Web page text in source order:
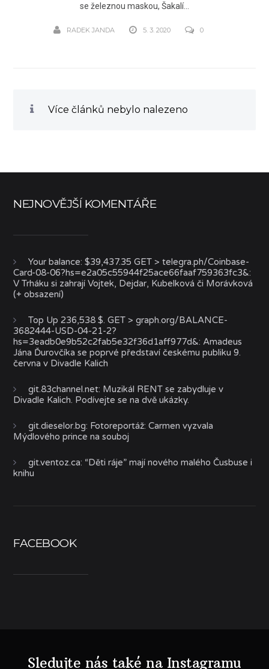
se železnou maskou, Šakalí...
RADEK JANDA 5. 3. 2020 0
Více článků nebylo nalezeno
NEJNOVĚJŠÍ KOMENTÁŘE
Your balance: $39,437.35 GET > telegra.ph/Coinbase-
Card-08-06?hs=e2a05c55944f25ace66faaf759363fc3&:
V Trháku si zahrají Vojtek, Dejdar, Kubelková či Morávková
(+ obsazení)
Top Up 236,538 $. GET > graph.org/BALANCE-
3682444-USD-04-21-2?
hs=3eadb0e9b52c2fab5e32f36d1aff977d&:Amadeus
Jána Ďurovčíka se poprvé představí českému publiku 9.
června v Divadle Kalich
git.83channel.net: Muzikál RENT se zabydluje v
Divadle Kalich. Podívejte se na dvě ukázky.
git.dieselor.bg: Fotoreportáž: Carmen vyzvala
Mýdlového prince na souboj
git.ventoz.ca: “Děti ráje” mají nového malého Čusbuse i
knihu
FACEBOOK
Sledujte nás také na Instagramu